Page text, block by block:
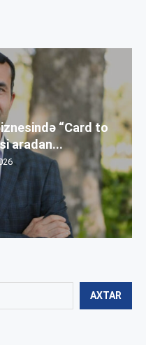
AXTAR
“Card to
aradan...